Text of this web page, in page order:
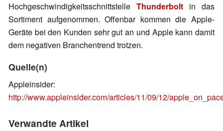
Hochgeschwindigkeitsschnittstelle Thunderbolt in das
Sortiment aufgenommen. Offenbar kommen die Apple-
Geräte bei den Kunden sehr gut an und Apple kann damit
dem negativen Branchentrend trotzen.
Quelle(n)
Appleinsider:
http://www.appleinsider.com/articles/11/09/12/
Verwandte Artikel